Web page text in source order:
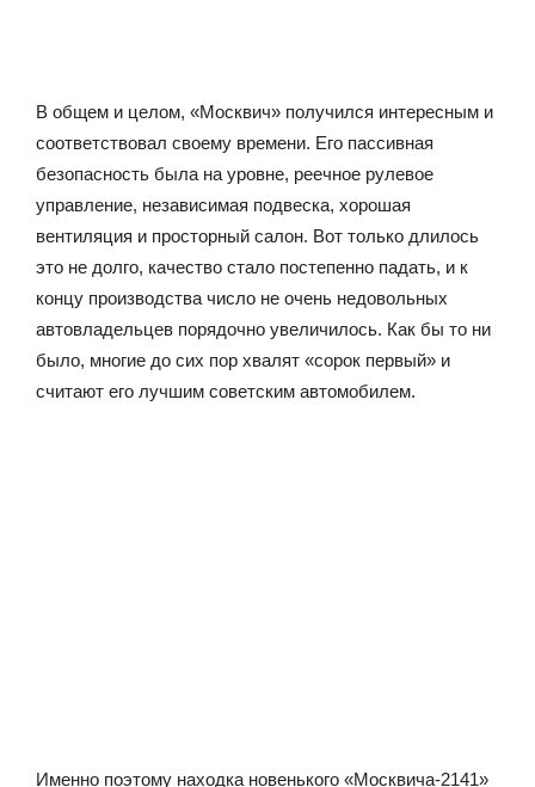
В общем и целом, «Москвич» получился интересным и
соответствовал своему времени. Его пассивная
безопасность была на уровне, реечное рулевое
управление, независимая подвеска, хорошая
вентиляция и просторный салон. Вот только длилось
это не долго, качество стало постепенно падать, и к
концу производства число не очень недовольных
автовладельцев порядочно увеличилось. Как бы то ни
было, многие до сих пор хвалят «сорок первый» и
считают его лучшим советским автомобилем.
Именно поэтому находка новенького «Москвича-2141»